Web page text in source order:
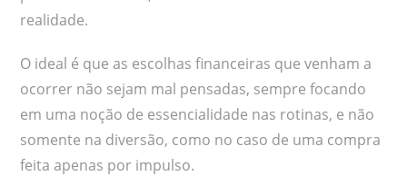
realidade.
O ideal é que as escolhas financeiras que venham a
ocorrer não sejam mal pensadas, sempre focando
em uma noção de essencialidade nas rotinas, e não
somente na diversão, como no caso de uma compra
feita apenas por impulso.